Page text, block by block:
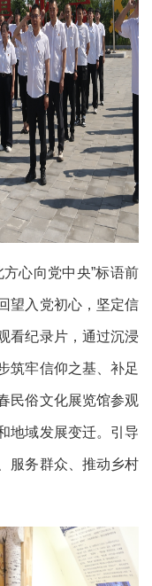
方心向党中央”标语前
望入党初心，坚定信
看纪录片，通过沉浸
筑牢信仰之基、补足
民俗文化展览馆参观
地域发展变迁。引导
服务群众、推动乡村